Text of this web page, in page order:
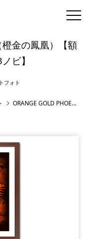
橙金の鳳凰）【額
ビ】
フォト
ORANGE GOLD PHOENIX（橙金の鳳凰）【額付アート写真/A3ノビ】